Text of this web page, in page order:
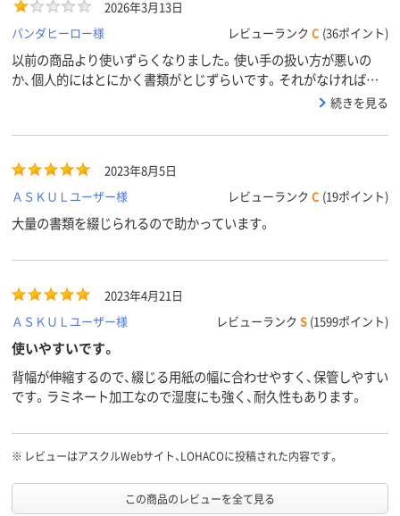
2026年3月13日
パンダヒーロー様
レビューランク C (36ポイント)
以前の商品より使いずらくなりました。使い手の扱い方が悪いの
か、個人的にはとにかく書類がとじずらいです。それがなければ満
続きを見る
2023年8月5日
ＡＳＫＵＬユーザー様
レビューランク C (19ポイント)
大量の書類を綴じられるので助かっています。
2023年4月21日
ＡＳＫＵＬユーザー様
レビューランク S (1599ポイント)
使いやすいです。
背幅が伸縮するので、綴じる用紙の幅に合わせやすく、保管しやすい
です。ラミネート加工なので湿度にも強く、耐久性もあります。
※ レビューはアスクルWebサイト、LOHACOに投稿された内容です。
この商品のレビューを全て見る